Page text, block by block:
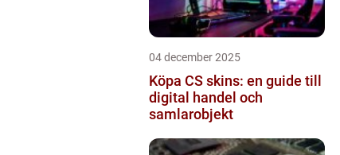
04 december 2025
Köpa CS skins: en guide till
digital handel och
samlarobjekt